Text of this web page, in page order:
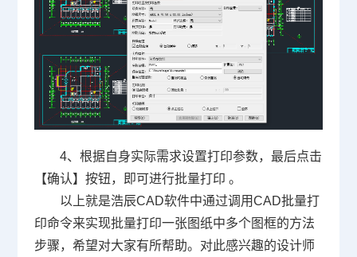
4、根据自身实际需求设置打印参数，最后点击
【确认】按钮，即可进行批量打印 。
以上就是浩辰CAD软件中通过调用CAD批量打
印命令来实现批量打印一张图纸中多个图框的方法
步骤，希望对大家有所帮助。对此感兴趣的设计师